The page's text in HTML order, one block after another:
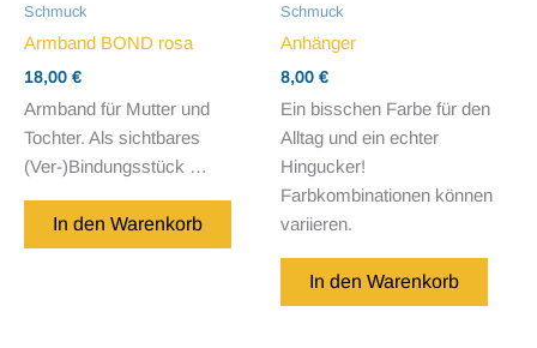
Schmuck
Armband BOND rosa
18,00 €
Armband für Mutter und
Tochter. Als sichtbares
(Ver-)Bindungsstück …
In den Warenkorb
Schmuck
Anhänger
8,00 €
Ein bisschen Farbe für den
Alltag und ein echter
Hingucker!
Farbkombinationen können
variieren.
In den Warenkorb